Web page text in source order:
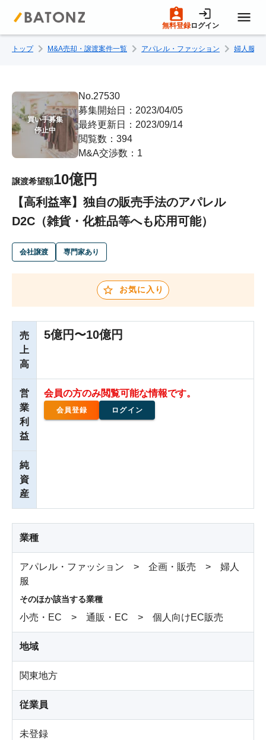
無料登録ログイン
トップページ
M&A案件一覧
売りたい方へ
買いたい方へ
成約事例
M&A専門家の方へ
トップ M&A売却・譲渡案件一覧 アパレル・ファッション 婦人服
買い手募集
停止中
No.27530
募集開始日：2023/04/05
最終更新日：2023/09/14
閲覧数：394
M&A交渉数：1
譲渡希望額10億円
【高利益率】独自の販売手法のアパレル
D2C（雑貨・化粧品等へも応用可能）
会社譲渡 専門家あり
お気に入り
売
上
高
5億円〜10億円
営
業
利
益
会員の方のみ閲覧可能な情報です。
会員登録 ログイン
純
資
産
業種
アパレル・ファッション > 企画・販売 > 婦人
服
そのほか該当する業種
小売・EC > 通販・EC > 個人向けEC販売
地域
関東地方
従業員
未登録